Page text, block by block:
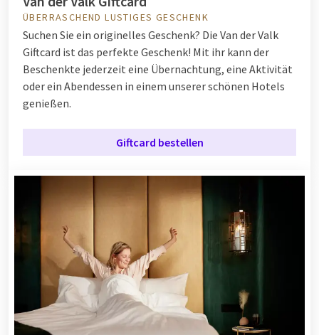
ÜBERRASCHEND LUSTIGES GESCHENK
Suchen Sie ein originelles Geschenk? Die Van der Valk
Giftcard ist das perfekte Geschenk! Mit ihr kann der
Beschenkte jederzeit eine Übernachtung, eine Aktivität
oder ein Abendessen in einem unserer schönen Hotels
genießen.
Giftcard bestellen